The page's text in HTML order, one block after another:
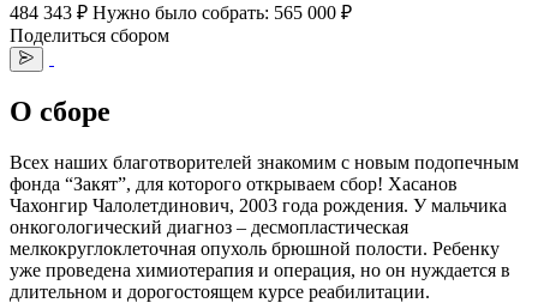
484 343 ₽ Нужно было собрать: 565 000 ₽
Поделиться сбором
О сборе
Всех наших благотворителей знакомим с новым подопечным
фонда “Закят”, для которого открываем сбор! Хасанов
Чахонгир Чалолетдинович, 2003 года рождения. У мальчика
онкогологический диагноз – десмопластическая
мелкокруглоклеточная опухоль брюшной полости. Ребенку
уже проведена химиотерапия и операция, но он нуждается в
длительном и дорогостоящем курсе реабилитации.